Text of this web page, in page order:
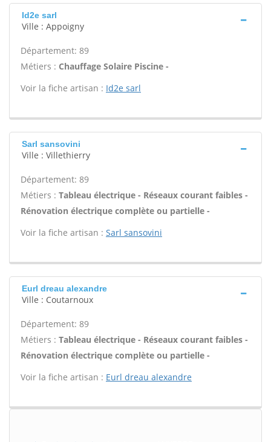
Id2e sarl
Ville : Appoigny
Département: 89
Métiers : Chauffage Solaire Piscine -
Voir la fiche artisan : Id2e sarl
Sarl sansovini
Ville : Villethierry
Département: 89
Métiers : Tableau électrique - Réseaux courant faibles -
Rénovation électrique complète ou partielle -
Voir la fiche artisan : Sarl sansovini
Eurl dreau alexandre
Ville : Coutarnoux
Département: 89
Métiers : Tableau électrique - Réseaux courant faibles -
Rénovation électrique complète ou partielle -
Voir la fiche artisan : Eurl dreau alexandre